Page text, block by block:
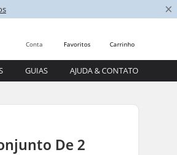
×
Carrinho
Favoritos
Conta
GUIAS AJUDA & CONTATO
De 2